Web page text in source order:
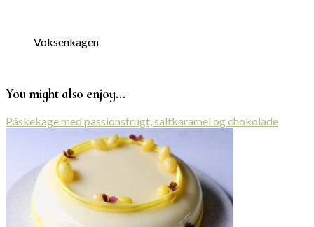
Voksenkagen
You might also enjoy...
Påskekage med passionsfrugt, saltkaramel og chokolade